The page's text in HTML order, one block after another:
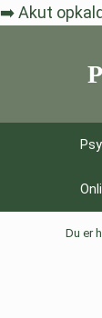
Skip til
Skip to after
Skip to site
➡️ Akut
Du er